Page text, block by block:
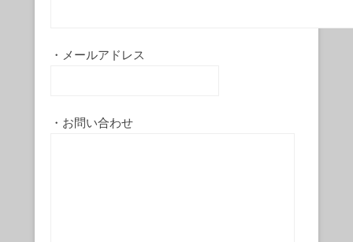
・メールアドレス
・お問い合わせ